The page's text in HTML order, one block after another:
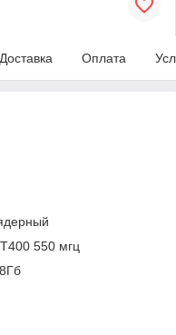
Доставка Оплата
550 мгц